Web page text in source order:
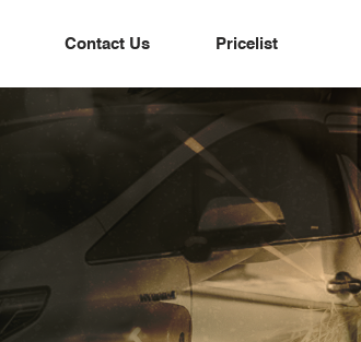
Contact Us Pricelist